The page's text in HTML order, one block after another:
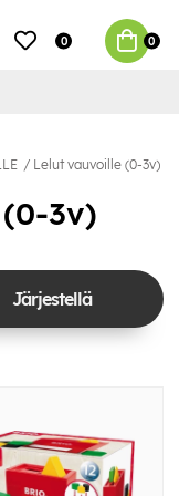
0 0
Lelut vauvoille (0-3v)
3v)
Järjestellä